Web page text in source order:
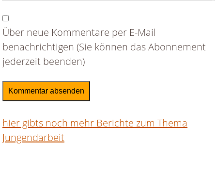
Über neue Kommentare per E-Mail
benachrichtigen (Sie können das Abonnement
jederzeit beenden)
Kommentar absenden
hier gibts noch mehr Berichte zum Thema
Jungendarbeit